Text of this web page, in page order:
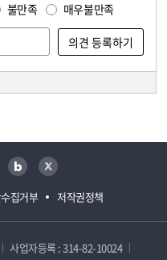
불만족 매우불만족
집거부 저작권정책
블로그 트위터
사업자등록 : 314-82-10024